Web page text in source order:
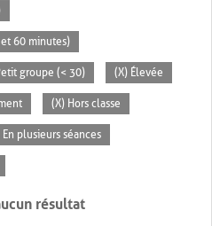
60 minutes)
groupe (< 30) (X) Élevée
(X) Hors classe
En plusieurs séances
résultat